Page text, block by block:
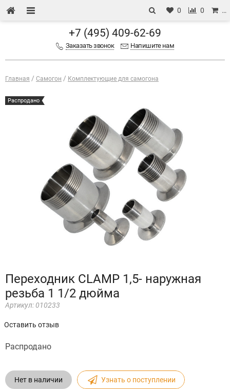
0 0 …
+7 (495) 409-62-69
Заказать звонок Напишите нам
Главная Самогон Комплектующие для самогона
Распродано
Переходник CLAMP 1,5- наружная
резьба 1 1/2 дюйма
Артикул: 010233
Оставить отзыв
Распродано
Нет в наличии Узнать о поступлении